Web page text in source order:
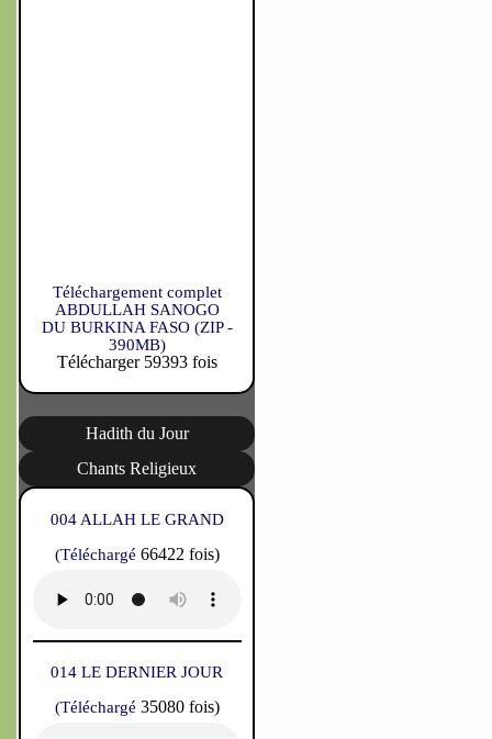
Téléchargement complet
ABDULLAH SANOGO
DU BURKINA FASO (ZIP -
390MB)
Télécharger 59393 fois
Hadith du Jour
Chants Religieux
004 ALLAH LE GRAND
(Téléchargé 66422 fois)
014 LE DERNIER JOUR
(Téléchargé 35080 fois)